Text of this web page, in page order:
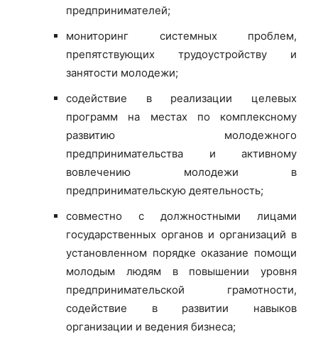
предпринимателей;
мониторинг системных проблем,
препятствующих трудоустройству и
занятости молодежи;
содействие в реализации целевых
программ на местах по комплексному
развитию молодежного
предпринимательства и активному
вовлечению молодежи в
предпринимательскую деятельность;
совместно с должностными лицами
государственных органов и организаций в
установленном порядке оказание помощи
молодым людям в повышении уровня
предпринимательской грамотности,
содействие в развитии навыков
организации и ведения бизнеса;